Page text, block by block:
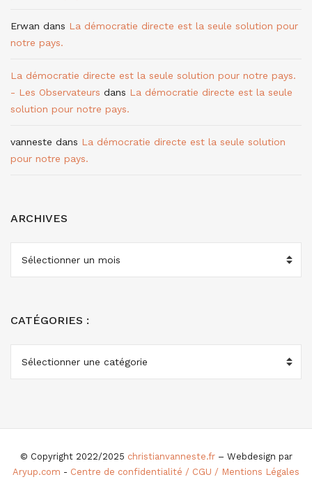
Erwan dans La démocratie directe est la seule solution pour
notre pays.
La démocratie directe est la seule solution pour notre pays.
- Les Observateurs dans La démocratie directe est la seule
solution pour notre pays.
vanneste dans La démocratie directe est la seule solution
pour notre pays.
ARCHIVES
CATÉGORIES :
© Copyright 2022/2025 christianvanneste.fr– Webdesign par
Aryup.com - Centre de confidentialité / CGU / Mentions Légales